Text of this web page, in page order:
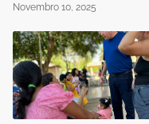
Novembro 10, 2025